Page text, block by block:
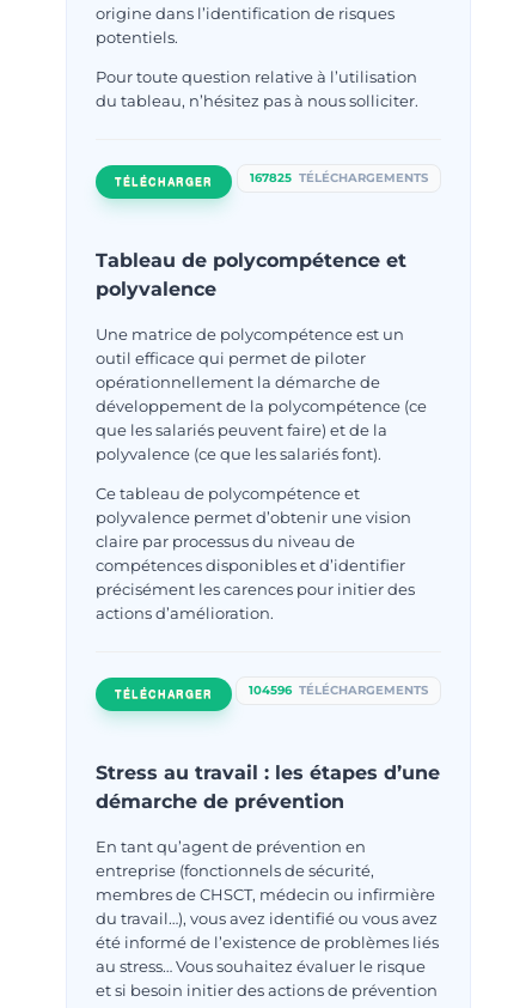
origine dans l’identification de risques
potentiels.
Pour toute question relative à l’utilisation
du tableau, n’hésitez pas à nous solliciter.
TÉLÉCHARGER 167825 TÉLÉCHARGEMENTS
Tableau de polycompétence et
polyvalence
Une matrice de polycompétence est un
outil efficace qui permet de piloter
opérationnellement la démarche de
développement de la polycompétence (ce
que les salariés peuvent faire) et de la
polyvalence (ce que les salariés font).
Ce tableau de polycompétence et
polyvalence permet d’obtenir une vision
claire par processus du niveau de
compétences disponibles et d’identifier
précisément les carences pour initier des
actions d’amélioration.
TÉLÉCHARGER 104596 TÉLÉCHARGEMENTS
Stress au travail : les étapes d’une
démarche de prévention
En tant qu’agent de prévention en
entreprise (fonctionnels de sécurité,
membres de CHSCT, médecin ou infirmière
du travail…), vous avez identifié ou vous avez
été informé de l’existence de problèmes liés
au stress… Vous souhaitez évaluer le risque
et si besoin initier des actions de prévention